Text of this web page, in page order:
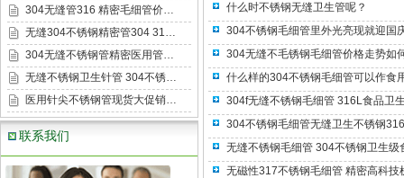
304无缝管316 精密毛细管价…
无缝304不锈钢精密管304 31…
304无缝不锈钢管精密医用管…
无缝不锈钢卫生针管 304不锈…
医用针尖不锈钢管现货大促销…
联系我们
什么时不锈钢无缝卫生管呢？
304不锈钢毛细管里外光亮现就迎国
304无缝不毛锈钢毛细管价格走势如
什么样的304不锈钢毛细管可以作食
304f无缝不锈钢毛细管 316L食品卫
304不锈钢毛细管无缝卫生不锈钢
无缝不锈钢毛细管 304不锈钢卫生级
无磁性317不锈钢毛细管 精密高科技